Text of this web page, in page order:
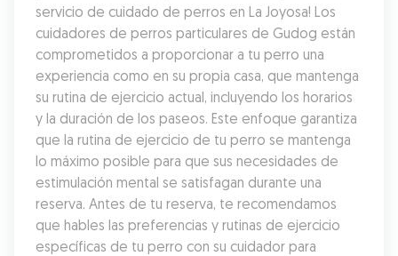
servicio de cuidado de perros en La Joyosa! Los
cuidadores de perros particulares de Gudog están
comprometidos a proporcionar a tu perro una
experiencia como en su propia casa, que mantenga
su rutina de ejercicio actual, incluyendo los horarios
y la duración de los paseos. Este enfoque garantiza
que la rutina de ejercicio de tu perro se mantenga
lo máximo posible para que sus necesidades de
estimulación mental se satisfagan durante una
reserva. Antes de tu reserva, te recomendamos
que hables las preferencias y rutinas de ejercicio
específicas de tu perro con su cuidador para